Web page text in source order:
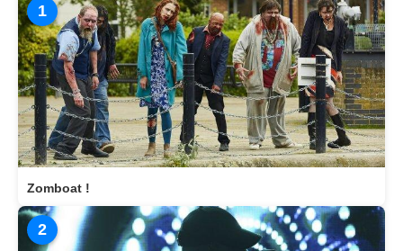
1
Zomboat !
2